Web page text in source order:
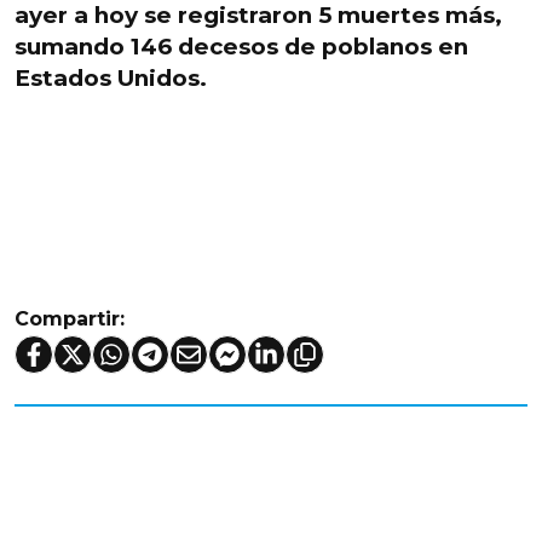
ayer a hoy se registraron 5 muertes más,
sumando 146 decesos de poblanos en
Estados Unidos.
Compartir: